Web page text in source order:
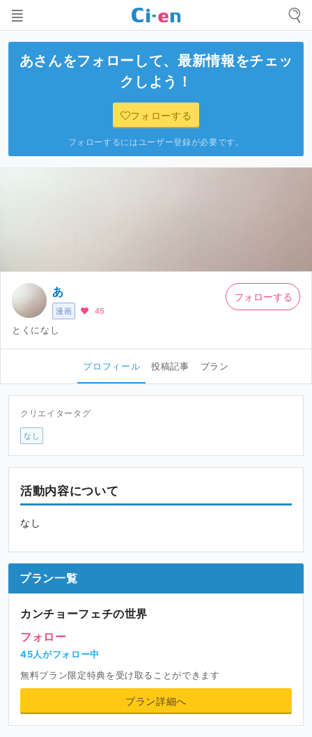
あさんをフォローして、最新情報をチェッ
クしよう！
フォローする
フォローするにはユーザー登録が必要です。
漫画
あ
45
とくになし
フォローする
プロフィール 投稿記事 プラン
クリエイタータグ
なし
活動内容について
なし
プラン一覧
カンチョーフェチの世界
フォロー
45人がフォロー中
無料プラン限定特典を受け取ることができます
プラン詳細へ